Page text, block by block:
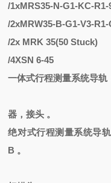
/1xMRS35-N-G1-KC-R1-
/2xMRW35-B-G1-V3-
/2x MRK 35(50 Stuck)
/4XSN 6-45
一体式行程测量系统导轨
器，接头 。
绝对式行程测量系统导
B 。